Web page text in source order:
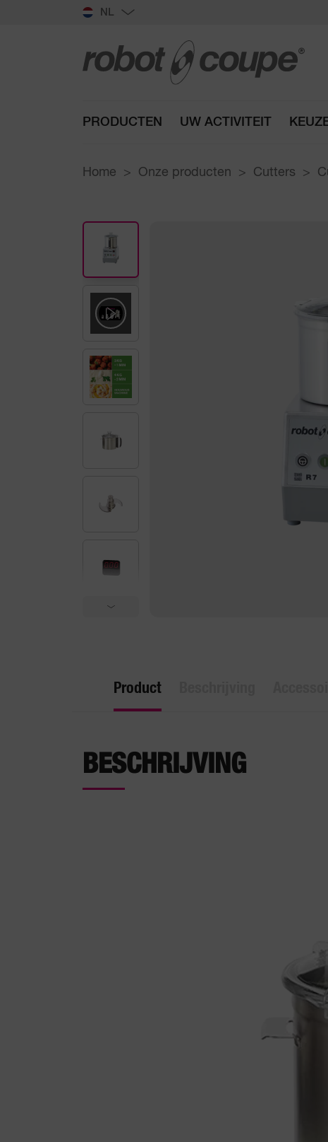
NL
PRODUCTEN UW ACTIVITEIT
Home Onze producten Cutters
Product
BESCHRIJVING